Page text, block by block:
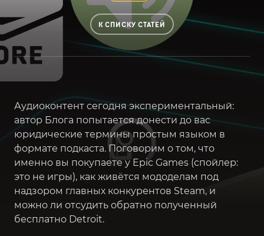
К СПИСКУ СТАТЕЙ
Аудиоконтент сегодня экспериментальный:
автор Блога попытается донести до вас
юридические термины простым языком в
формате подкаста. Поговорим о том, что
именно вы покупаете у Epic Games (спойлер:
это не игры), как живётся мододелам под
надзором главных конкурентов Steam, и
можно ли отсудить обратно полученный
бесплатно Detroit.